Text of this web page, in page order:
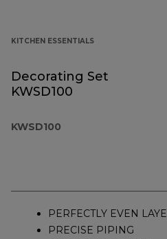
KITCHEN ESSENTIALS
Decorating Set
KWSD100
KWSD100
PERFECTLY EVEN
PRECISE PIPING